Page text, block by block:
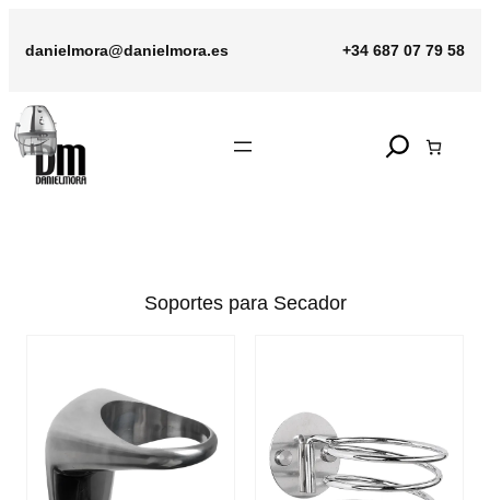
contenido
danielmora@danielmora.es +34 687 07 79 58
Search
Soportes para Secador